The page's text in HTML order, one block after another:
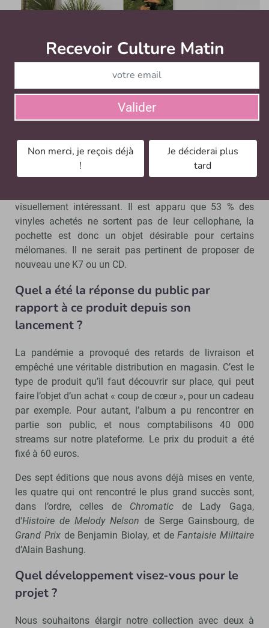
Les 7 éditions Iiconi déjà en vente. - © D.R.
Or il existe une demande pour le support physique de la
part d’un certain public aujourd’hui. Le fameux « retour
du vinyle » indique que certains souhaitent se procurer
visuellement intéressant. Il est apparu que 53 % des
vinyles achetés ne sortent pas de leur cellophane, la
pochette est donc un objet désirable pour certains
mélomanes. Il ne serait pas pertinent de proposer de
nouveau une K7 ou un CD.
Quel a été la réponse du public par
rapport à ce produit depuis son
lancement ?
La pandémie a provoqué des retards de livraison et
empêché une véritable distribution en magasin. C’est le
type de produit qu’il faut découvrir sur place, qui peut
faire l’objet d’un achat « coup de cœur », pour un cadeau
par exemple. Pour autant, l’album a pu rencontrer en
partie son public, et nous comptabilisons 40 000
streams sur notre plateforme. Le prix du produit a été
fixé à 60 euros.
Des sept éditions que nous avons déjà mises en vente,
les quatre qui ont rencontré le plus grand succès sont,
dans l’ordre, celles de Chromatic de Lady Gaga,
d'Histoire de Melody Nelson de Serge Gainsbourg, de
Grand Prix de Benjamin Biolay, et deFantaisie Militaire
d’Alain Bashung.
Quel développement visez-vous pour le
projet ?
Nous souhaitons élargir notre collection avec deux à
Recevoir Culture Matin
Valider
Non merci, je reçois déjà
!
Je déciderai plus
tard